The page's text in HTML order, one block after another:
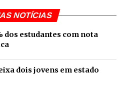
NOTÍCIAS
dos estudantes com nota
dois jovens em estado